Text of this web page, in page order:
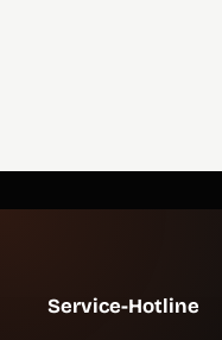
Service-Hotline